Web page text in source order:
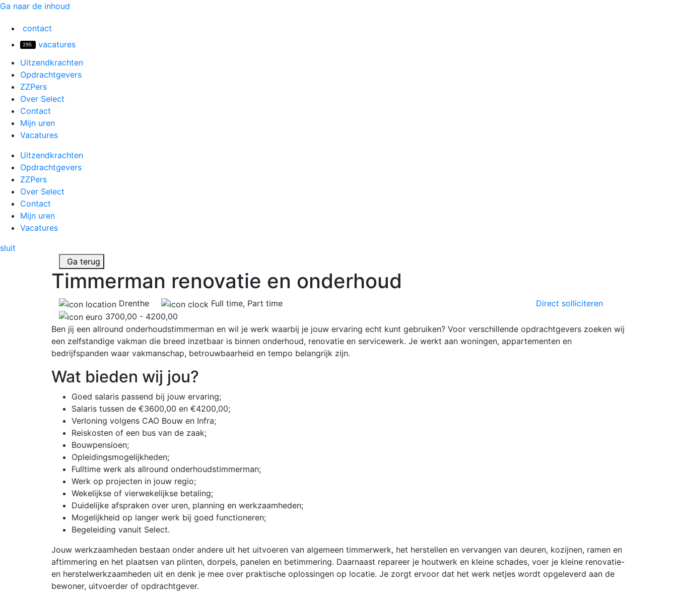
Ga naar de inhoud
contact
295
vacatures
Uitzendkrachten
Opdrachtgevers
ZZPers
Over Select
Contact
Mijn uren
Vacatures
Uitzendkrachten
Opdrachtgevers
ZZPers
Over Select
Contact
Mijn uren
Vacatures
sluit
Ga terug
Timmerman renovatie en onderhoud
Drenthe
Full time, Part time
3700,00 - 4200,00
Direct solliciteren
Ben jij een allround onderhoudstimmerman en wil je werk waarbij je jouw ervaring echt kunt gebruiken? Voor verschillende opdrachtgevers zoeken wij
een zelfstandige vakman die breed inzetbaar is binnen onderhoud, renovatie en servicewerk. Je werkt aan woningen, appartementen en
bedrijfspanden waar vakmanschap, betrouwbaarheid en tempo belangrijk zijn.
Wat bieden wij jou?
Goed salaris passend bij jouw ervaring;
Salaris tussen de €3600,00 en €4200,00;
Verloning volgens CAO Bouw en Infra;
Reiskosten of een bus van de zaak;
Bouwpensioen;
Opleidingsmogelijkheden;
Fulltime werk als allround onderhoudstimmerman;
Werk op projecten in jouw regio;
Wekelijkse of vierwekelijkse betaling;
Duidelijke afspraken over uren, planning en werkzaamheden;
Mogelijkheid op langer werk bij goed functioneren;
Begeleiding vanuit Select.
Jouw werkzaamheden bestaan onder andere uit het uitvoeren van algemeen timmerwerk, het herstellen en vervangen van deuren, kozijnen, ramen en
aftimmering en het plaatsen van plinten, dorpels, panelen en betimmering. Daarnaast repareer je houtwerk en kleine schades, voer je kleine renovatie-
en herstelwerkzaamheden uit en denk je mee over praktische oplossingen op locatie. Je zorgt ervoor dat het werk netjes wordt opgeleverd aan de
bewoner, uitvoerder of opdrachtgever.